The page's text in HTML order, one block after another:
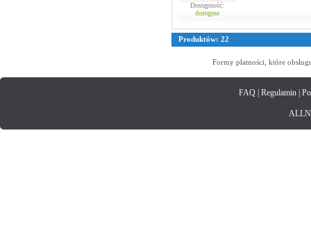
Dostępność:
dostępne
Produktów: 22
Formy płatności, które
FAQ| Regulamin|